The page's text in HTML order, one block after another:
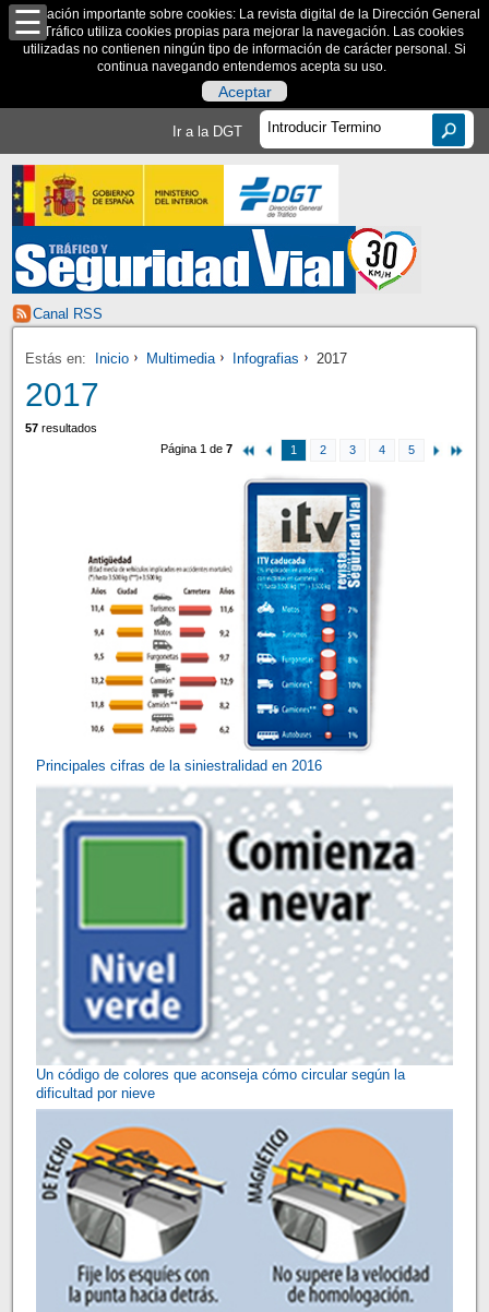
Información importante sobre cookies: La revista digital de la Dirección General
de Tráfico utiliza cookies propias para mejorar la navegación. Las cookies
utilizadas no contienen ningún tipo de información de carácter personal. Si
continua navegando entendemos acepta su uso.
Aceptar
Ir a la DGT
Canal RSS
Estás en: Inicio Multimedia Infografias 2017
2017
57resultados
Página 1 de7 1 2 3 4 5
Principales cifras de la siniestralidad en 2016
Un código de colores que aconseja cómo circular según la
dificultad por nieve